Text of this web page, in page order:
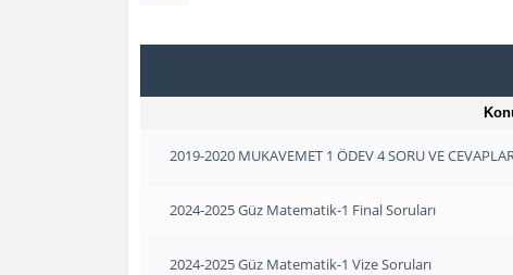
2019-2020 MUKAVEMET 1 ÖDEV 4 SORU VE
2024-2025 Güz Matematik-1 Final Soruları
2024-2025 Güz Matematik-1 Vize Soruları